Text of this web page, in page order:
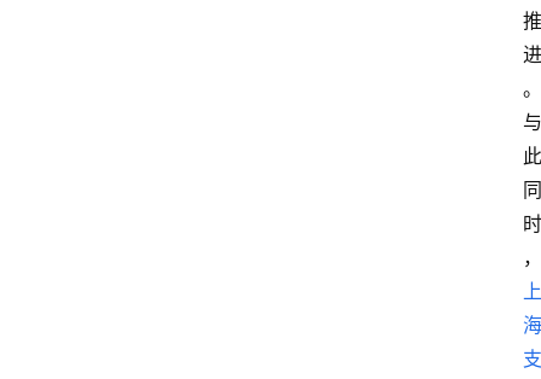
推
进
。
与
此
同
时
，
上
海
支